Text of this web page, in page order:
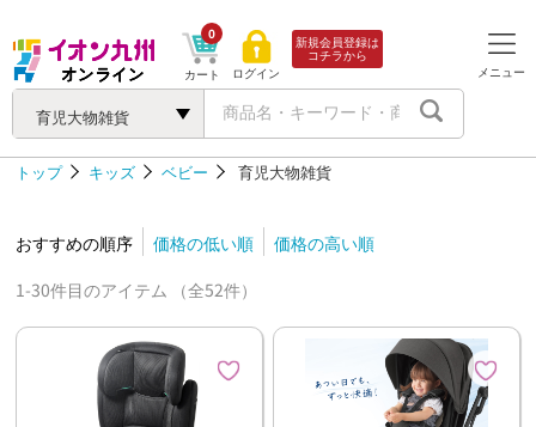
育児大物雑貨
カート
0
ログイン
新規会員登録は
コチラから
メニュー
トップ キッズ ベビー 育児大物雑貨
おすすめの順序 価格の低い順
価格の高い順
1-30件目のアイテム （全52件）